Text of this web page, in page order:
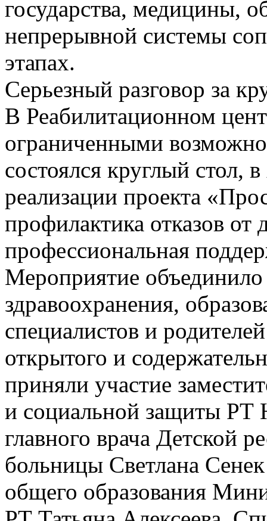
государства, медицины,
непрерывной системы
этапах.
Серьезный разговор за
В Реабилитационном
ограниченными
состоялся круглый стол,
реализации проекта
профилактика отказов
профессиональная
Мероприятие объединило
здравоохранения,
специалистов и
открытого и
приняли участие
и социальной защиты РТ
главного врача Детской
больницы Светлана
общего образования